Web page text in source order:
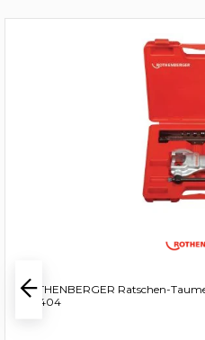
ROTHENBERGER Ratschen-
222404